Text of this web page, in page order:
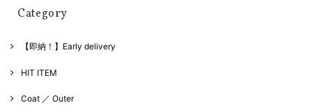
Category
【即納！】Early delivery
HIT ITEM
Coat ／ Outer